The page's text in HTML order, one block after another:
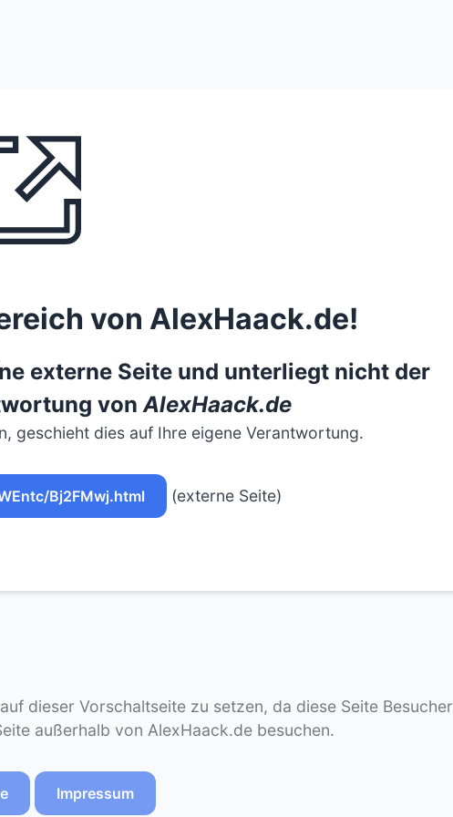
von AlexHaack.de!
externe Seite und unterliegt nicht der
vonAlexHaack.de
geschieht dies auf Ihre eigene Verantwortung.
Bj2FMwj.html (externe Seite)
dieser Vorschaltseite zu setzen, da diese Seite Besucher
außerhalb von AlexHaack.de besuchen.
Impressum